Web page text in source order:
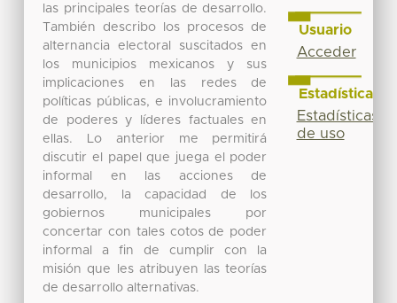
las principales teorías de desarrollo.
También describo los procesos de
alternancia electoral suscitados en
los municipios mexicanos y sus
implicaciones en las redes de
políticas públicas, e involucramiento
de poderes y líderes factuales en
ellas. Lo anterior me permitirá
discutir el papel que juega el poder
informal en las acciones de
desarrollo, la capacidad de los
gobiernos municipales por
concertar con tales cotos de poder
informal a fin de cumplir con la
misión que les atribuyen las teorías
de desarrollo alternativas.
Usuario
Acceder
Estadísticas
Estadísticas
de uso